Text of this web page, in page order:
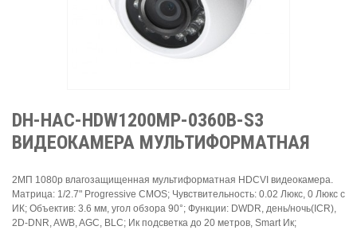
DH-HAC-HDW1200MP-0360B-S3
ВИДЕОКАМЕРА МУЛЬТИФОРМАТНАЯ
2МП 1080p влагозащищенная мультиформатная HDCVI видеокамера.
Матрица: 1/2.7" Progressive CMOS; Чувствительность: 0.02 Люкс, 0 Люкс с
ИК; Объектив: 3.6 мм, угол обзора 90°; Функции: DWDR, день/ночь(ICR),
2D-DNR, AWB, AGC, BLC; Ик подсветка до 20 метров, Smart Ик;